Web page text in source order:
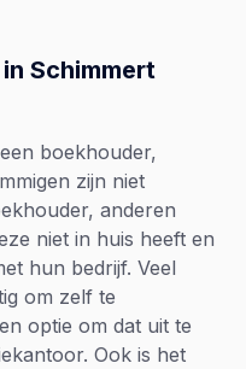
Schimmert
boekhouder,
zijn niet
anderen
niet in huis heeft en
hun bedrijf. Veel
om zelf te
optie om dat uit te
Ook is het